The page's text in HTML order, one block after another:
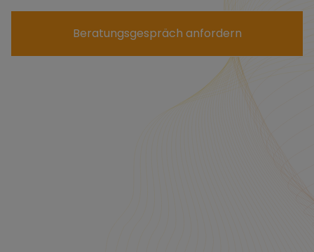
Beratungsgespräch anfordern